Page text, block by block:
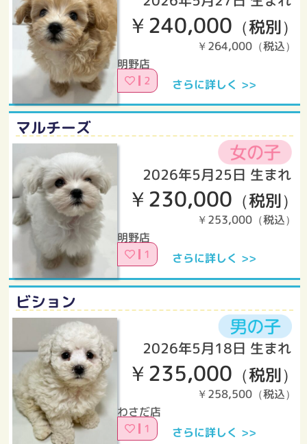
￥240,000 （税別）
￥264,000（税込）
明野店
2 さらに詳しく >>
マルチーズ
2026年5月25日 生まれ
￥230,000 （税別）
￥253,000（税込）
明野店
1 さらに詳しく >>
ビション
2026年5月18日 生まれ
￥235,000 （税別）
￥258,500（税込）
わさだ店
1 さらに詳しく >>